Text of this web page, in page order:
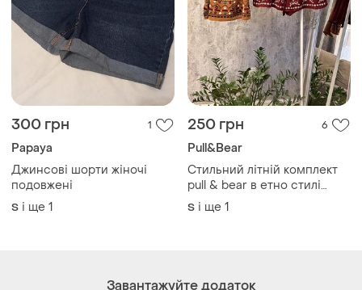
300 грн 1
Papaya
Джинсові шорти жіночі
подовжені
S і ще 1
250 грн 6
Pull&Bear
Стильний літній комплект
pull & bear в етно стилі
бохо
S і ще 1
Завантажуйте додаток